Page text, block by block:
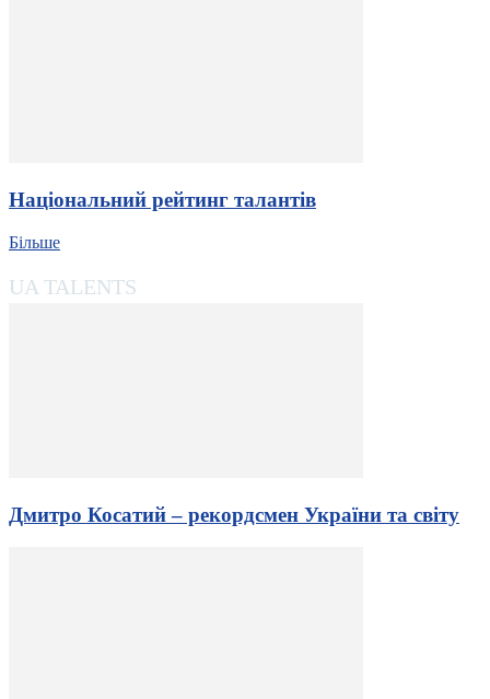
Національний рейтинг талантів
Більше
UA TALENTS
Дмитро Косатий – рекордсмен України та світу